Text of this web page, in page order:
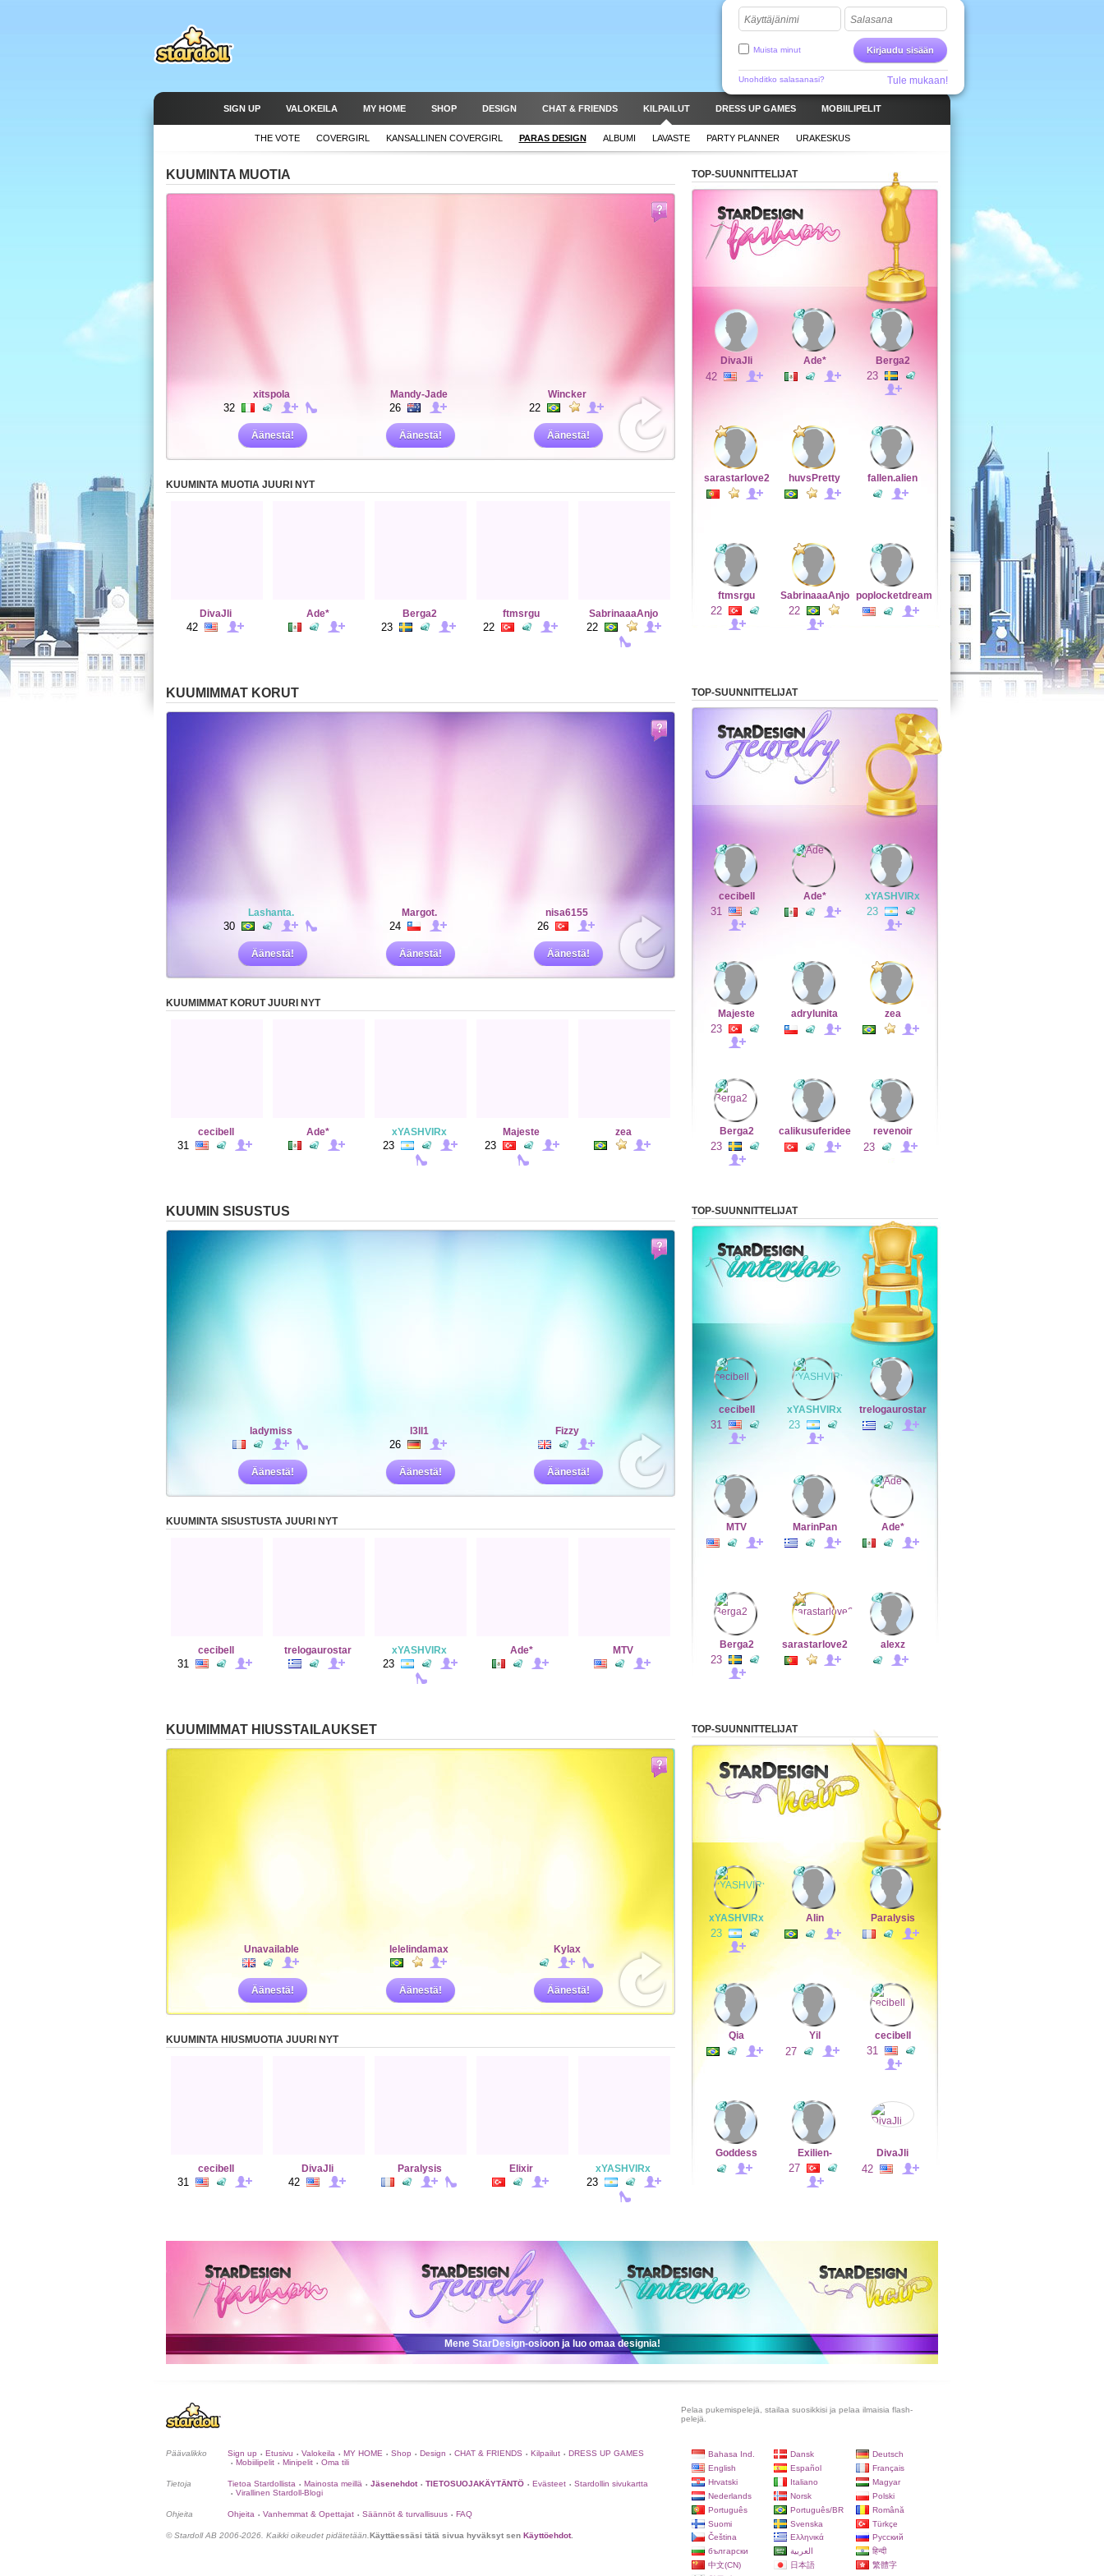
Käyttäjänimi Salasana
Kirjaudu sisään
Muista minut
Unohditko salasanasi? Tule mukaan!
SIGN UP VALOKEILA MY HOME SHOP DESIGN CHAT & FRIENDS KILPAILUT DRESS UP GAMES MOBIILIPELIT
THE VOTE COVERGIRL KANSALLINEN COVERGIRL PARAS DESIGN ALBUMI LAVASTE PARTY PLANNER URAKESKUS
KUUMINTA MUOTIA
xitspola
32
Äänestä!
Mandy-Jade
26
Äänestä!
Wincker
22
Äänestä!
KUUMINTA MUOTIA JUURI NYT
DivaJli
42
Ade* Berga2
23
ftmsrgu
22
SabrinaaaAnjo
22
TOP-SUUNNITTELIJAT
DivaJli
42
Ade* Berga2
23
sarastarlove2 huvsPretty fallen.alien
ftmsrgu
22
SabrinaaaAnjo
22
poplocketdream
KUUMIMMAT KORUT
Lashanta.
30
Äänestä!
Margot.
24
Äänestä!
nisa6155
26
Äänestä!
KUUMIMMAT KORUT JUURI NYT
cecibell
31
Ade* xYASHVIRx
23
Majeste
23
zea
TOP-SUUNNITTELIJAT
cecibell
31
Ade* xYASHVIRx
23
Majeste
23
adrylunita zea
Berga2
23
calikusuferidee revenoir
23
KUUMIN SISUSTUS
ladymiss
Äänestä!
l3ll1
26
Äänestä!
Fizzy
Äänestä!
KUUMINTA SISUSTUSTA JUURI NYT
cecibell
31
trelogaurostar xYASHVIRx
23
Ade* MTV
TOP-SUUNNITTELIJAT
cecibell
31
xYASHVIRx
23
trelogaurostar
MTV MarinPan Ade*
Berga2
23
sarastarlove2 alexz
KUUMIMMAT HIUSSTAILAUKSET
Unavailable
Äänestä!
lelelindamax
Äänestä!
Kylax
Äänestä!
KUUMINTA HIUSMUOTIA JUURI NYT
cecibell
31
DivaJli
42
Paralysis Elixir xYASHVIRx
23
TOP-SUUNNITTELIJAT
xYASHVIRx
23
Alin Paralysis
Qia Yil
27
cecibell
31
Goddess Exilien-
27
DivaJli
42
Mene StarDesign-osioon ja luo omaa designia!
Pelaa pukemispelejä, stailaa suosikkisi ja pelaa ilmaisia flash-
pelejä.
Päävalikko Sign up • Etusivu • Valokeila • MY HOME • Shop • Design • CHAT & FRIENDS • Kilpailut • DRESS UP GAMES
• Mobiilipelit • Minipelit • Oma tili
Tietoja Tietoa Stardollista • Mainosta meillä • Jäsenehdot • TIETOSUOJAKÄYTÄNTÖ • Evästeet • Stardollin sivukartta
• Virallinen Stardoll-Blogi
Ohjeita Ohjeita • Vanhemmat & Opettajat • Säännöt & turvallisuus • FAQ
© Stardoll AB 2006-2026. Kaikki oikeudet pidätetään. Käyttäessäsi tätä sivua hyväksyt sen Käyttöehdot.
Bahasa Ind. Dansk
Deutsch
English
Español
Français
Hrvatski
Italiano
Magyar
Nederlands
Norsk
Polski
Português
Português/BR
Română
Suomi
Svenska
Türkçe
Čeština
Ελληνικά
Русский
български
العربية
हिन्दी
中文(CN)
日本語
繁體字